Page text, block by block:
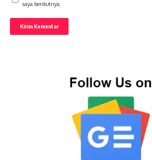
saya berikutnya.